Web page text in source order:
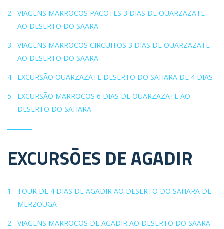
VIAGENS MARROCOS PACOTES 3 DIAS DE OUARZAZATE
AO DESERTO DO SAARA
VIAGENS MARROCOS CIRCUITOS 3 DIAS DE OUARZAZATE
AO DESERTO DO SAARA
EXCURSÃO OUARZAZATE DESERTO DO SAHARA DE 4 DIAS
EXCURSÃO MARROCOS 6 DIAS DE OUARZAZATE AO
DESERTO DO SAHARA
EXCURSÕES DE AGADIR
TOUR DE 4 DIAS DE AGADIR AO DESERTO DO SAHARA DE
MERZOUGA
VIAGENS MARROCOS DE AGADIR AO DESERTO DO SAARA